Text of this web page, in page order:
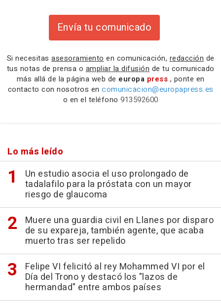
Envía tu comunicado
Si necesitas asesoramiento en comunicación, redacción de
tus notas de prensa o ampliar la difusión de tu comunicado
más allá de la página web de europa press , ponte en
contacto con nosotros en comunicacion@europapress.es
o en el teléfono 913592600
Lo más leído
Un estudio asocia el uso prolongado de
tadalafilo para la próstata con un mayor
riesgo de glaucoma
Muere una guardia civil en Llanes por disparo
de su expareja, también agente, que acaba
muerto tras ser repelido
Felipe VI felicitó al rey Mohammed VI por el
Día del Trono y destacó los "lazos de
hermandad" entre ambos países